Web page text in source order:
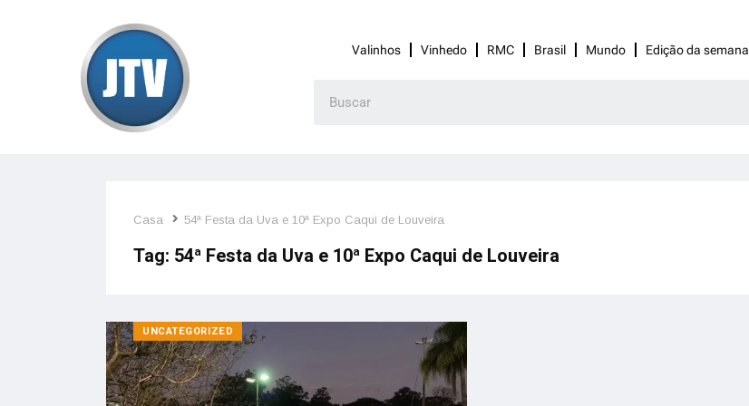
Valinhos Vinhedo RMC Brasil Mundo Edição da semana
Casa 54ª Festa da Uva e 10ª Expo Caqui de Louveira
Tag: 54ª Festa da Uva e 10ª Expo Caqui de Louveira
UNCATEGORIZED